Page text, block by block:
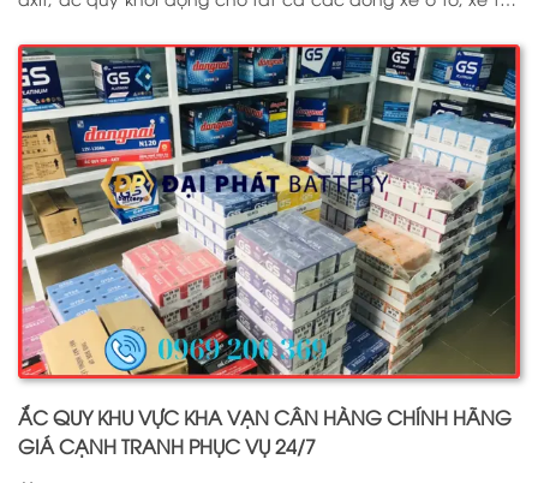
thương hiệu như: GS, ĐỒNG NAI, VARTA, DELKOR, SOLITE,
ENIMAC, BOSCH, ROCKET. Tell: 0969 200 369
ẮC QUY KHU VỰC KHA VẠN CÂN HÀNG CHÍNH HÃNG
GIÁ CẠNH TRANH PHỤC VỤ 24/7